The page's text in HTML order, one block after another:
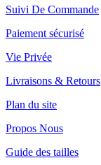
Suivi De Commande
Paiement sécurisé
Vie Privée
Livraisons & Retours
Plan du site
Propos Nous
Guide des tailles